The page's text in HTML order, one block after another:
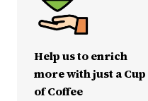
Help us to enrich
more with just a Cup
of Coffee